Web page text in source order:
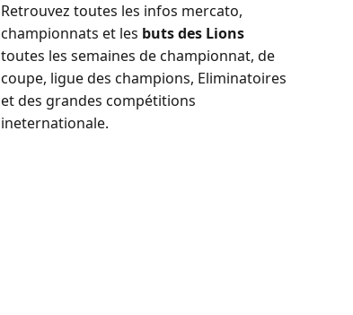
Retrouvez toutes les infos mercato,
championnats et les buts des Lions
toutes les semaines de championnat, de
coupe, ligue des champions, Eliminatoires
et des grandes compétitions
ineternationale.